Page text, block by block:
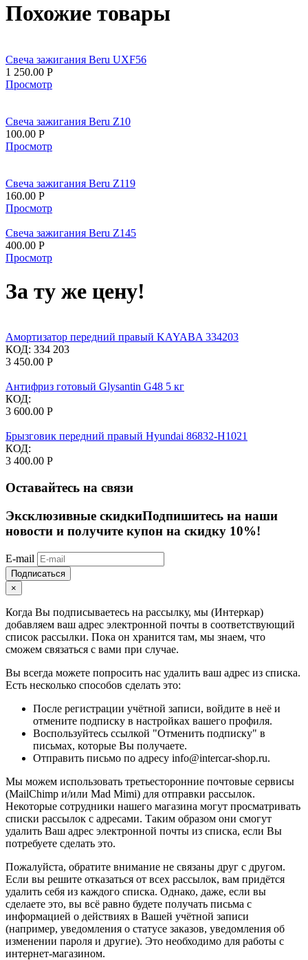
Похожие товары
Свеча зажигания Beru UXF56
1 250.00 Р
Просмотр
Свеча зажигания Beru Z10
100.00 Р
Просмотр
Свеча зажигания Beru Z119
160.00 Р
Просмотр
Свеча зажигания Beru Z145
400.00 Р
Просмотр
За ту же цену!
Амортизатор передний правый KAYABA 334203
КОД: 334 203
3 450.00 Р
Антифриз готовый Glysantin G48 5 кг
КОД:
3 600.00 Р
Брызговик передний правый Hyundai 86832-H1021
КОД:
3 400.00 Р
Оставайтесь на связи
Эксклюзивные скидкиПодпишитесь на наши
новости и получите купон на скидку 10%!
E-mail
Подписаться
×
Когда Вы подписываетесь на рассылку, мы (Интеркар)
добавляем ваш адрес электронной почты в соответствующий
список рассылки. Пока он хранится там, мы знаем, что
сможем связаться с вами при случае.
Вы всегда можете попросить нас удалить ваш адрес из списка.
Есть несколько способов сделать это:
После регистрации учётной записи, войдите в неё и
отмените подписку в настройках вашего профиля.
Воспользуйтесь ссылкой "Отменить подписку" в
письмах, которые Вы получаете.
Отправить письмо по адресу info@intercar-shop.ru.
Мы можем использовать третьесторонние почтовые сервисы
(MailChimp и/или Mad Mimi) для отправки рассылок.
Некоторые сотрудники нашего магазина могут просматривать
списки рассылок с адресами. Таким образом они смогут
удалить Ваш адрес электронной почты из списка, если Вы
потребуете сделать это.
Пожалуйста, обратите внимание не связаны друг с другом.
Если вы решите отказаться от всех рассылок, вам придётся
удалить себя из каждого списка. Однако, даже, если вы
сделаете это, вы всё равно будете получать письма с
информацией о действиях в Вашей учётной записи
(например, уведомления о статусе заказов, уведомления об
изменении пароля и другие). Это необходимо для работы с
интернет-магазином.